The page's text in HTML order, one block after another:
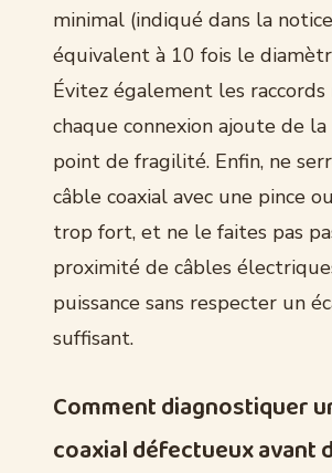
minimal (indiqué dans la
équivalent à 10 fois le
Évitez également les
chaque connexion ajoute de
point de fragilité. Enfin, ne
câble coaxial avec une pince
trop fort, et ne le faites pas
proximité de câbles
puissance sans respecter un
suffisant.
Comment diagnostiquer
coaxial défectueux avant